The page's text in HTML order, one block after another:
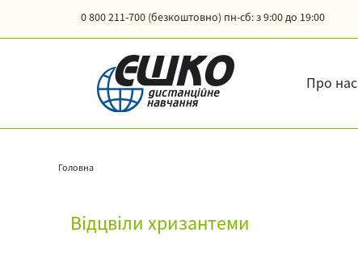
0 800 211-700 (безкоштовно) пн-сб: з 9:00 до 19:00
Про нас
Головна
Відцвіли хризантеми